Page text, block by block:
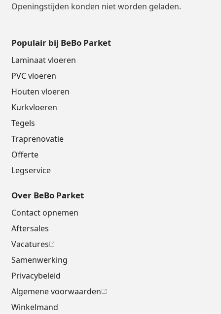
Openingstijden konden niet worden geladen.
Populair bij BeBo Parket
Laminaat vloeren
PVC vloeren
Houten vloeren
Kurkvloeren
Tegels
Traprenovatie
Offerte
Legservice
Over BeBo Parket
Contact opnemen
Aftersales
Vacatures
Samenwerking
Privacybeleid
Algemene voorwaarden
Winkelmand